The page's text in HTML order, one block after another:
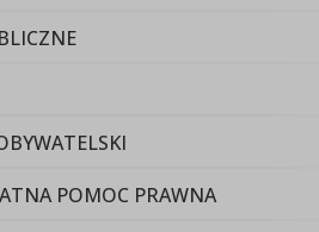
POMOC PRAWNA